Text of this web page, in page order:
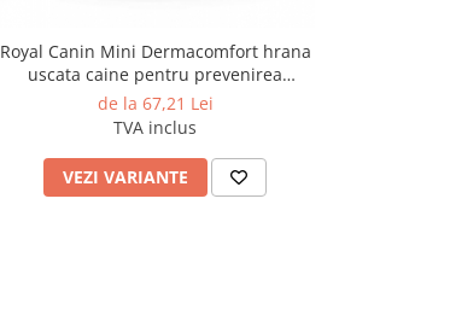
Royal Canin Mini Dermacomfort hrana
uscata caine pentru prevenirea
iritatiilor pielii, 8 kg
de la 67,21 Lei
TVA inclus
VEZI VARIANTE